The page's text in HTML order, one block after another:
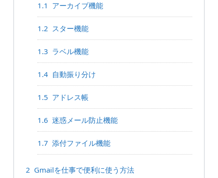
1.1 アーカイブ機能
1.2 スター機能
1.3 ラベル機能
1.4 自動振り分け
1.5 アドレス帳
1.6 迷惑メール防止機能
1.7 添付ファイル機能
2 Gmailを仕事で便利に使う方法